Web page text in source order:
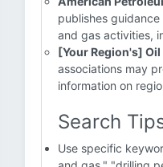
publishes
and gas activities,
[Your Region's]
associations may
information on
Search
Use specific